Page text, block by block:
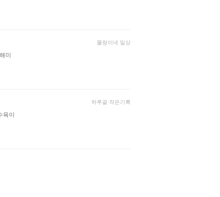
미
몰랑이네 일상
이
하루끝 작은기록